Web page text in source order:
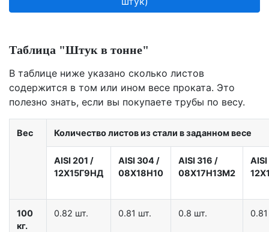
Таблица "Штук в тонне"
В таблице ниже указано сколько листов
содержится в том или ином весе проката. Это
полезно знать, если вы покупаете трубы по весу.
Вес Количество листов из стали в заданном весе
AISI 201 /
12X15Г9НД
AISI 304 /
08Х18Н10
AISI 316 /
08Х17Н13М2
AISI
100
кг.
0.82 шт. 0.81 шт. 0.8 шт.